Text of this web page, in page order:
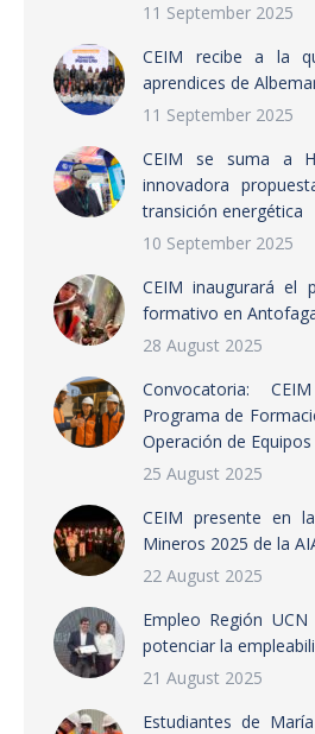
11 September 2025
CEIM recibe a la
aprendices de
11 September 2025
CEIM se suma a
innovadora
transición energética
10 September 2025
CEIM inaugurará el
formativo en
28 August 2025
Convocatoria:
Programa de
Operación de
25 August 2025
CEIM presente en
Mineros 2025 de la
22 August 2025
Empleo Región
potenciar la
21 August 2025
Estudiantes de